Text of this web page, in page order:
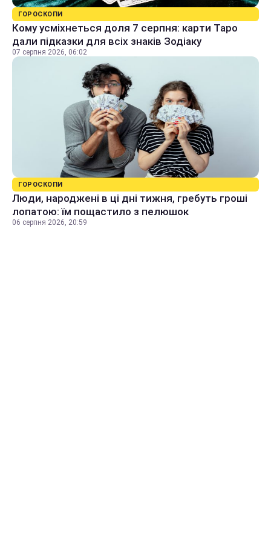
ГОРОСКОПИ
Кому усміхнеться доля 7 серпня: карти Таро
дали підказки для всіх знаків Зодіаку
07 серпня 2026, 06:02
ГОРОСКОПИ
Люди, народжені в ці дні тижня, гребуть гроші
лопатою: їм пощастило з пелюшок
06 серпня 2026, 20:59